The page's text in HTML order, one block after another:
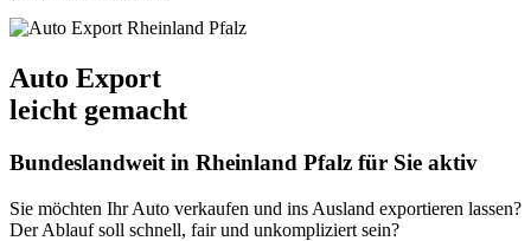
Auto Export
leicht gemacht
Bundeslandweit in Rheinland Pfalz für Sie aktiv
Sie möchten Ihr Auto verkaufen und ins Ausland exportieren lassen?
Der Ablauf soll schnell, fair und unkompliziert sein?